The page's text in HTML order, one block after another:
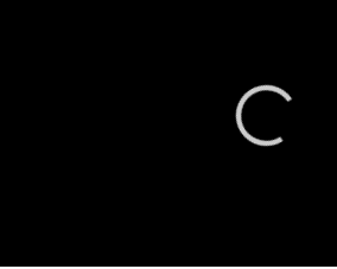
rue Esseghem 135 à Jette. La
trois œuvres
trentaine de poubelles
Les fresques sont visibles en trois